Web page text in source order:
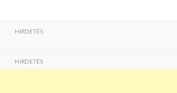
HIRDETÉS
HIRDETÉS